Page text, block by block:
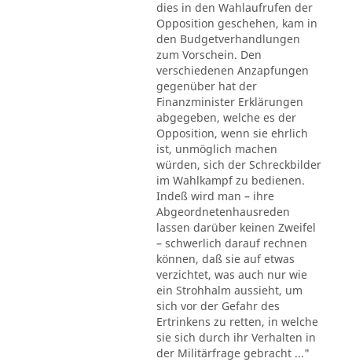
dies in den Wahlaufrufen der
Opposition geschehen, kam in
den Budgetverhandlungen
zum Vorschein. Den
verschiedenen Anzapfungen
gegenüber hat der
Finanzminister Erklärungen
abgegeben, welche es der
Opposition, wenn sie ehrlich
ist, unmöglich machen
würden, sich der Schreckbilder
im Wahlkampf zu bedienen.
Indeß wird man – ihre
Abgeordnetenhausreden
lassen darüber keinen Zweifel
– schwerlich darauf rechnen
können, daß sie auf etwas
verzichtet, was auch nur wie
ein Strohhalm aussieht, um
sich vor der Gefahr des
Ertrinkens zu retten, in welche
sie sich durch ihr Verhalten in
der Militärfrage gebracht ..."